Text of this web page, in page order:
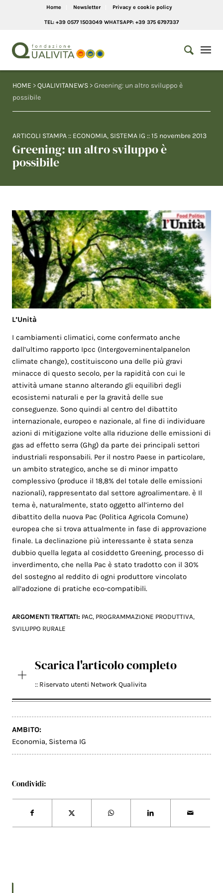
Home Newsletter Privacy e cookie policy
TEL: +39 0577 1503049 WHATSAPP: +39 375 6797337
HOME >QUALIVITANEWS > Greening: un altro sviluppo è
possibile
ARTICOLI STAMPA :: ECONOMIA, SISTEMA IG ::15 novembre 2013
Greening: un altro sviluppo è
possibile
L’Unità
I cambiamenti climatici, come confermato anche
dall’ultimo rapporto Ipcc (Intergoverninentalpanelon
climate change), costituiscono una delle più gravi
minacce di questo secolo, per la rapidità con cui le
attività umane stanno alterando gli equilibri degli
ecosistemi naturali e per la gravità delle sue
conseguenze. Sono quindi al centro del dibattito
internazionale, europeo e nazionale, al fine di individuare
azioni di mitigazione volte alla riduzione delle emissioni di
gas ad effetto serra (Ghg) da parte dei principali settori
industriali responsabili. Per il nostro Paese in particolare,
un ambito strategico, anche se di minor impatto
complessivo (produce il 18,8% del totale delle emissioni
nazionali), rappresentato dal settore agroalimentare. è Il
tema è, naturalmente, stato oggetto all’interno del
dibattito della nuova Pac (Politica Agricola Comune)
europea che si trova attualmente in fase di approvazione
finale. La declinazione più interessante è stata senza
dubbio quella legata al cosiddetto Greening, processo di
inverdimento, che nella Pac è stato tradotto con il 30%
del sostegno al reddito di ogni produttore vincolato
all’adozione di pratiche eco-compatibili.
ARGOMENTI TRATTATI: PAC, PROGRAMMAZIONE PRODUTTIVA,
SVILUPPO RURALE
Scarica l'articolo completo
:: Riservato utenti Network Qualivita
AMBITO:
Economia, Sistema IG
Condividi: